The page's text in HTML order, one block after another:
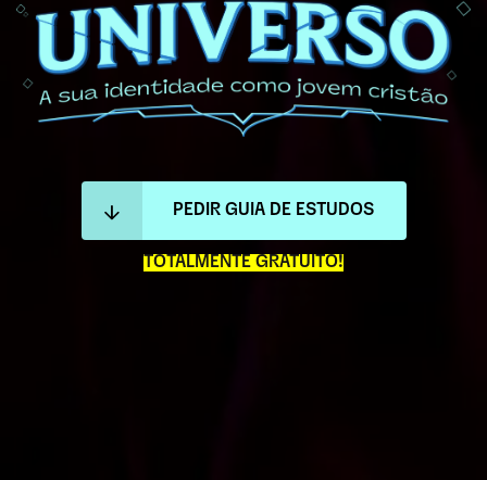
PEDIR GUIA DE ESTUDOS
TOTALMENTE GRATUITO!